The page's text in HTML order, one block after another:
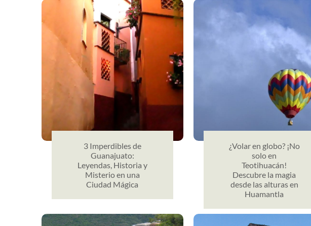
3 Imperdibles de
Guanajuato:
Leyendas, Historia y
Misterio en una
Ciudad Mágica
¿Volar en globo? ¡No
solo en
Teotihuacán!
Descubre la magia
desde las alturas en
Huamantla